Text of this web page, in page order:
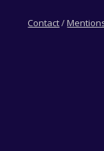
Contact/